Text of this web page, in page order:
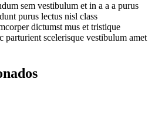
sem vestibulum et in a a a purus
purus lectus nisl class
dictumst mus et tristique
parturient scelerisque vestibulum amet